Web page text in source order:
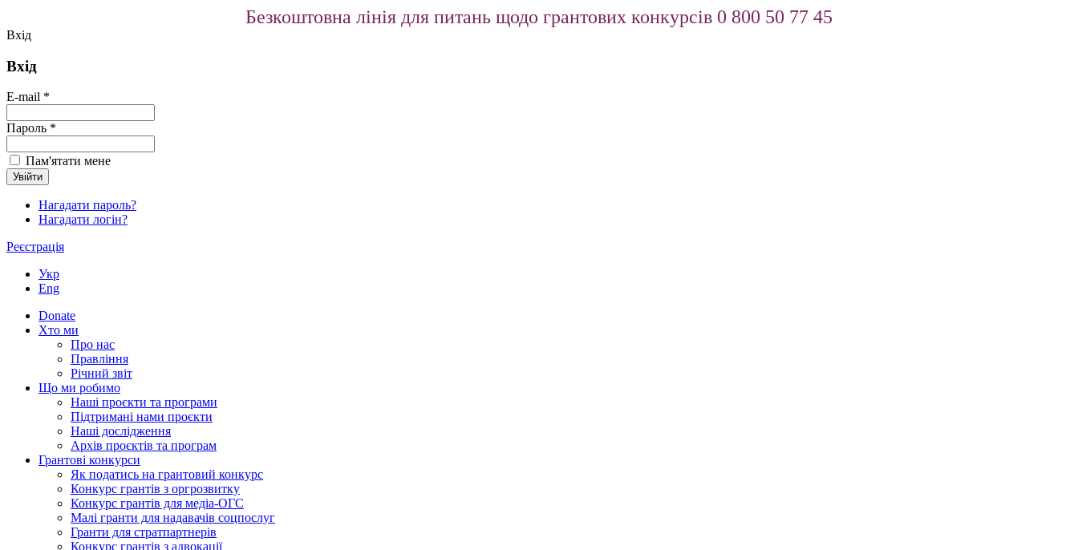
Безкоштовна лінія для питань щодо грантових конкурсів 0 800 50 77 45
Вхід
Вхід
E-mail *
Пароль *
Пам'ятати мене
Нагадати пароль?
Нагадати логін?
Реєстрація
Укр
Eng
Donate
Хто ми
Про нас
Правління
Річний звіт
Що ми робимо
Наші проєкти та програми
Підтримані нами проєкти
Наші дослідження
Архів проєктів та програм
Грантові конкурси
Як податись на грантовий конкурс
Конкурс грантів з оргрозвитку
Конкурс грантів для медіа-ОГС
Малі гранти для надавачів соцпослуг
Гранти для стратпартнерів
Конкурс грантів з адвокації